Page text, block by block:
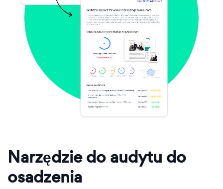
Narzędzie do audytu do
osadzenia